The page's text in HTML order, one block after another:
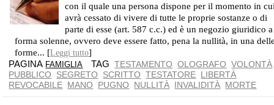
con il quale una persona dispone per il momento in
avrà cessato di vivere di tutte le proprie sostanze o di
parte di esse (art. 587 c.c.) ed è un negozio giuridico a
forma solenne, ovvero deve essere fatto, pena la nullità, in una
forme... [Leggi tutto]
PAGINA FAMIGLIA TAGTESTAMENTO OLOGRAFO VOLONTÀ
PUBBLICO
SEGRETO SCRITTO TESTATORE LIBERTÀ
REVOCABILE MANO PUGNO NULLITÀ INVALIDITÀ MORTE